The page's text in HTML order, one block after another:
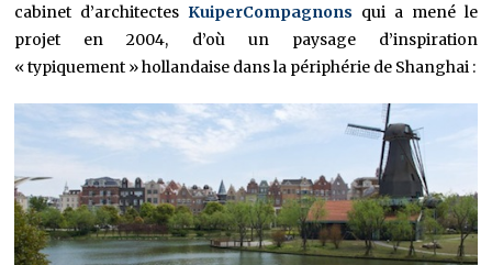
cabinet d’architectes KuiperCompagnons qui a mené le
projet en 2004, d’où un paysage d’inspiration
« typiquement » hollandaise dans la périphérie de Shanghai :